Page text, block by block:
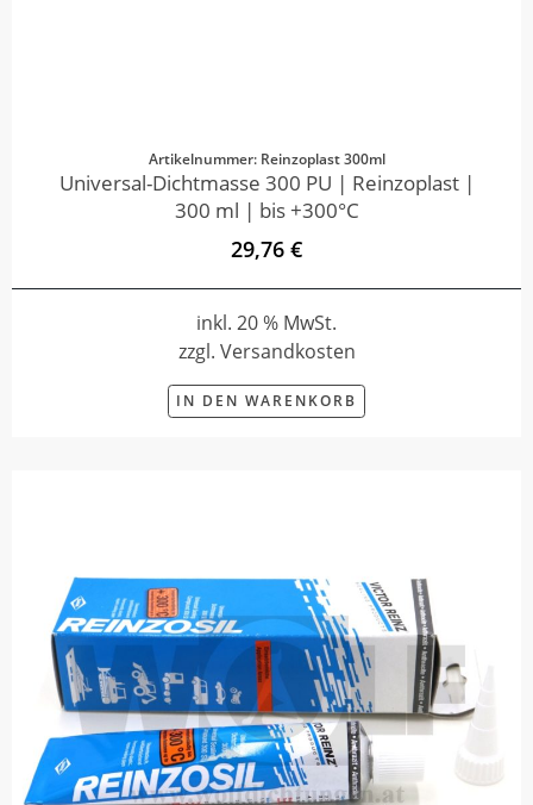
Artikelnummer: Reinzoplast 300ml
Universal-Dichtmasse 300 PU | Reinzoplast |
300 ml | bis +300°C
29,76 €
inkl. 20 % MwSt.
zzgl. Versandkosten
IN DEN WARENKORB